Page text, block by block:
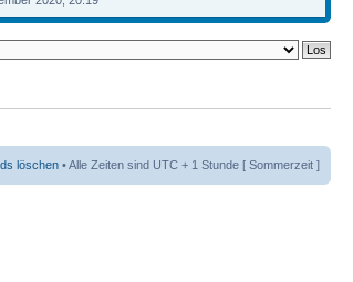
löschen • Alle Zeiten sind UTC + 1 Stunde [ Sommerzeit ]